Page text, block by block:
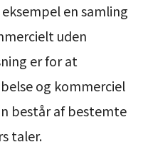
en samling
uden
er for at
og kommerciel
består af bestemte
taler.